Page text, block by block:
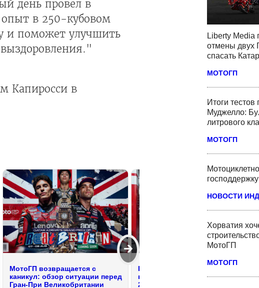
Liberty Media
отмены двух
спасать Катар
МОТОГП
Итоги
Муджелло:
литрового
МОТОГП
НОВОСТИ
Хорватия
МотоГП
МОТОГП
день провел в
опыт в 250-кубовом
и поможет улучшить
Капиросси в
🡲
МотоГП возвращается с
каникул: обзор ситуации перед
Гран-При Великобритании
Ducati и Honda теряют позиции
в рейтинге концессий MotoGP
2026 года